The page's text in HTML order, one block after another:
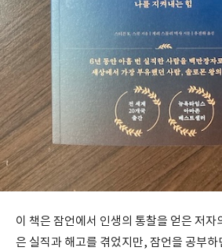
이 책은 잠언에서 인생의 통찰을 얻은 저자
은 실직과 해고를 겪었지만, 잠언을 공부하